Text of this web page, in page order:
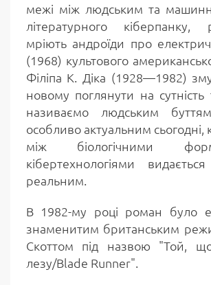
межі між людським та
літературного
мріють андроїди про
(1968) культового
Філіпа К. Діка (1928—1982)
новому поглянути на
називаємо людським
особливо актуальним сьогодні,
між біологічними
кібертехнологіями
реальним.
В 1982-му році роман було
знаменитим британським
Скоттом під назвою "Той,
лезу/Blade Runner".